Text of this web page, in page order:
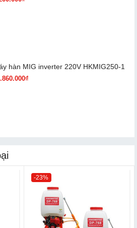
hàn MIG inverter 220V HKMIG250-1
-23%